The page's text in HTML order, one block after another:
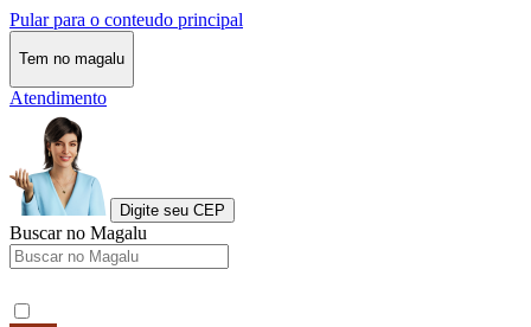
Pular para o conteudo principal
Tem no magalu
Atendimento
Digite seu CEP
Buscar no Magalu